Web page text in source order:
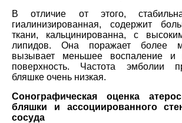
В отличие от этого,
гиалинизированная, содержит
ткани, кальцинированна, с
липидов. Она поражает более
вызывает меньшее воспаление и
поверхность. Частота эмболии
бляшке очень низкая.
Сонографическая оценка
бляшки и ассоциированного
сосуда